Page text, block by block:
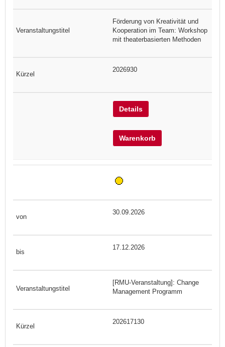
Förderung von Kreativität und
Kooperation im Team: Workshop
mit theaterbasierten Methoden
2026930
Details
Warenkorb
30.09.2026
17.12.2026
[RMU-Veranstaltung]: Change
Management Programm
202617130